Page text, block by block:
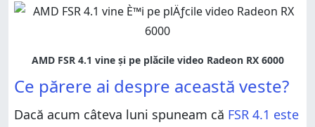
Ce părere ai despre această veste?
Dacă acum câteva luni spuneam că FSR 4.1 este